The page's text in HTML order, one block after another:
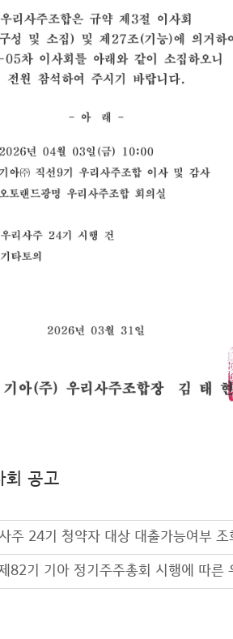
공고
주 24기 청약자 대상 대출가능여부 조